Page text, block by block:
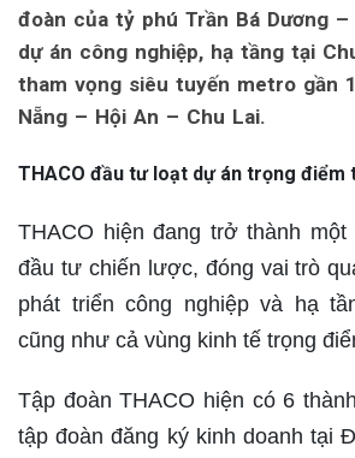
đoàn của tỷ phú Trần Bá Dương
dự án công nghiệp, hạ tầng tại
tham vọng siêu tuyến metro gần
Nẵng – Hội An – Chu Lai.
THACO đầu tư loạt dự án trọng điểm
THACO hiện đang trở thành
đầu tư chiến lược, đóng vai trò
phát triển công nghiệp và hạ
cũng như cả vùng kinh tế trọng
Tập đoàn THACO hiện có 6
tập đoàn đăng ký kinh doanh tại